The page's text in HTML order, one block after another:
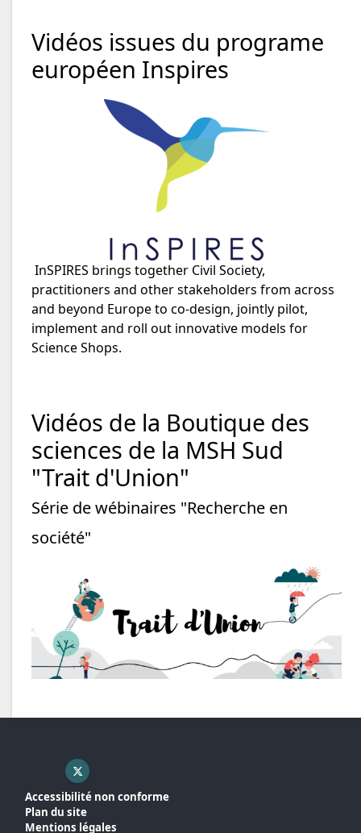
Vidéos issues du programe
européen Inspires
InSPIRES brings together Civil Society,
practitioners and other stakeholders from across
and beyond Europe to co-design, jointly pilot,
implement and roll out innovative models for
Science Shops.
Vidéos de la Boutique des
sciences de la MSH Sud
"Trait d'Union"
Série de wébinaires "Recherche en
société"
X ( nouvelle fenêtre)
Accessibilité non conforme
Plan du site
Mentions légales